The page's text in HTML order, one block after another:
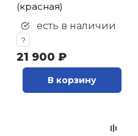
(красная)
есть в наличии
?
21 900 ₽
В корзину